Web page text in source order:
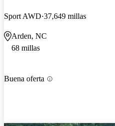
Sport AWD 37,649 millas
Arden, NC
68 millas
Buena oferta